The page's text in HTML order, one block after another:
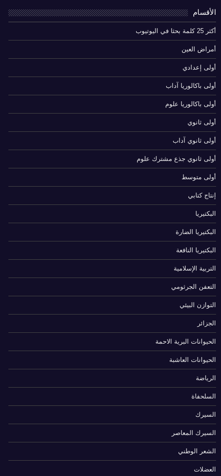
الأقسام
أكثر 25 كلمة بحثا في اليوتيوب
أمراض العين
أولى إعدادي
أولى باكالوريا آداب
أولى باكالوريا علوم
أولى ثانوي
أولى ثانوي آداب
أولى ثانوي جذع مشترك علوم
أولى متوسط
إنتاج كتابي
البكتيريا
البكتيريا الضارة
البكتيريا النافعة
التربية الإسلامية
التعفن الجرثومي
التوازن البيئي
الجزائر
الحيوانات البرية الاحمة
الحيوانات العاشبة
الرياضة
السلحفاة
السيرك
السيرك المعاصر
الشعر الوطني
العضلات